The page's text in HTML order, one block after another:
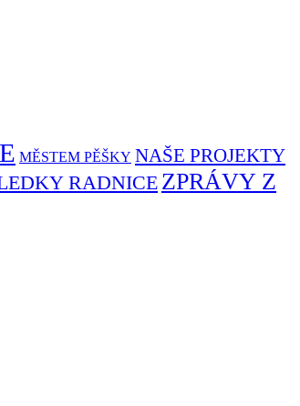
MĚSTEM PĚŠKY NAŠE PROJEKTY
RADNICEZPRÁVY Z